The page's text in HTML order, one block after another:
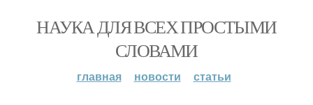
НАУКА ДЛЯ ВСЕХ ПРОСТЫМИ
СЛОВАМИ
главная новости статьи